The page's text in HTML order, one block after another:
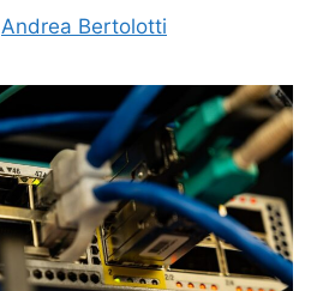
Andrea Bertolotti